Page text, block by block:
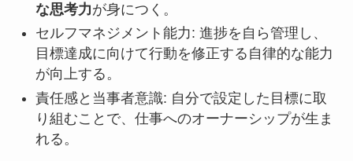
な思考力が身につく。
セルフマネジメント能力: 進捗を自ら管理し、
目標達成に向けて行動を修正する自律的な能力
が向上する。
責任感と当事者意識: 自分で設定した目標に取
り組むことで、仕事へのオーナーシップが生ま
れる。